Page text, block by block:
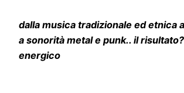
dalla musica tradizionale ed etnica
a sonorità metal e punk.. il
energico